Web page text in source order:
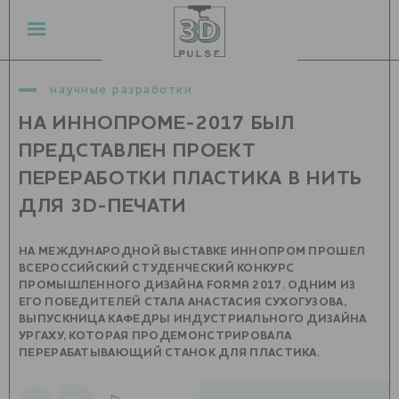
научные разработки
НА ИННОПРОМЕ-2017 БЫЛ
ПРЕДСТАВЛЕН ПРОЕКТ
ПЕРЕРАБОТКИ ПЛАСТИКА В НИТЬ
ДЛЯ 3D-ПЕЧАТИ
НА МЕЖДУНАРОДНОЙ ВЫСТАВКЕ ИННОПРОМ ПРОШЕЛ
ВСЕРОССИЙСКИЙ СТУДЕНЧЕСКИЙ КОНКУРС
ПРОМЫШЛЕННОГО ДИЗАЙНА FORMA 2017. ОДНИМ ИЗ
ЕГО ПОБЕДИТЕЛЕЙ СТАЛА АНАСТАСИЯ СУХОГУЗОВА,
ВЫПУСКНИЦА КАФЕДРЫ ИНДУСТРИАЛЬНОГО ДИЗАЙНА
УРГАХУ, КОТОРАЯ ПРОДЕМОНСТРИРОВАЛА
ПЕРЕРАБАТЫВАЮЩИЙ СТАНОК ДЛЯ ПЛАСТИКА.